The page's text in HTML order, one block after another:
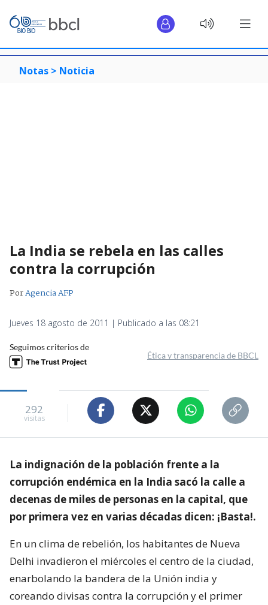
Notas > Noticia
La India se rebela en las calles
contra la corrupción
PorAgencia AFP
Jueves 18 agosto de 2011 | Publicado a las 08:21
Seguimos criterios de
Ética y transparencia de BBCL
292
visitas
La indignación de la población frente a la
corrupción endémica en la India sacó la calle a
decenas de miles de personas en la capital, que
por primera vez en varias décadas dicen: ¡Basta!.
En un clima de rebelión, los habitantes de Nueva
Delhi invadieron el miércoles el centro de la ciudad,
enarbolando la bandera de la Unión india y
coreando divisas contra la corrupción y el primer